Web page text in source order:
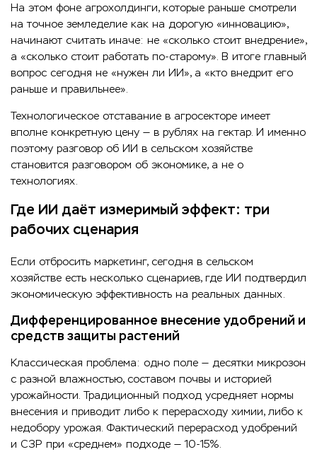
На этом фоне агрохолдинги, которые раньше смотрели
на точное земледелие как на дорогую «инновацию»,
начинают считать иначе: не «сколько стоит внедрение»,
а «сколько стоит работать по-старому». В итоге главный
вопрос сегодня не «нужен ли ИИ», а «кто внедрит его
раньше и правильнее».
Технологическое отставание в агросекторе имеет
вполне конкретную цену — в рублях на гектар. И именно
поэтому разговор об ИИ в сельском хозяйстве
становится разговором об экономике, а не о
технологиях.
Где ИИ даёт измеримый эффект: три
рабочих сценария
Если отбросить маркетинг, сегодня в сельском
хозяйстве есть несколько сценариев, где ИИ подтвердил
экономическую эффективность на реальных данных.
Дифференцированное внесение удобрений и
средств защиты растений
Классическая проблема: одно поле — десятки микрозон
с разной влажностью, составом почвы и историей
урожайности. Традиционный подход усредняет нормы
внесения и приводит либо к перерасходу химии, либо к
недобору урожая. Фактический перерасход удобрений
и СЗР при «среднем» подходе — 10-15%.